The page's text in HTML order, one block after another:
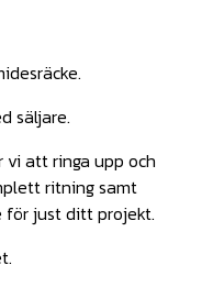
säljare.
att ringa upp och
ritning samt
för just ditt projekt.